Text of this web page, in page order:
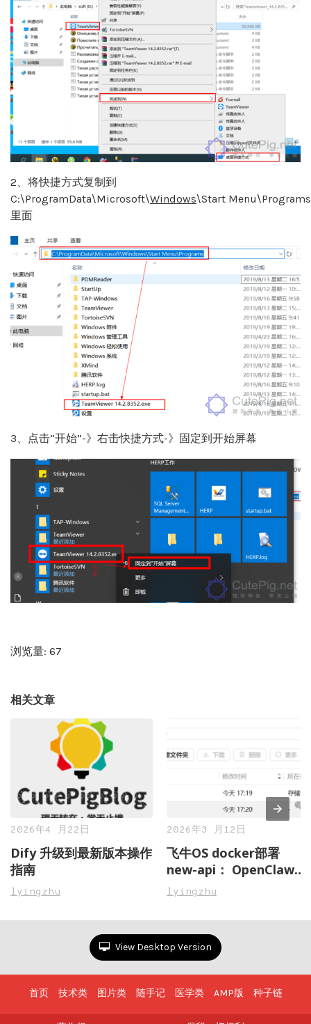
2、将快捷方式复制到
C:\ProgramData\Microsoft\Windows\Start Menu\Programs
里面
3、点击“开始”-》右击快捷方式-》固定到开始屏幕
浏览量: 67
相关文章
2026年4 月22日
Dify 升级到最新版本操作
指南
lyingzhu
2026年3 月12日
飞牛OS docker部署
new-api： OpenClaw虾
粮管理不再愁，一站式搞
管控
lyingzhu
View Desktop Version
首页 技术类 图片类 随手记 医学类 AMP版 种子链